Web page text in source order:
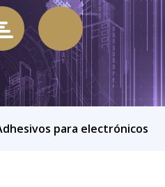
para electrónicos